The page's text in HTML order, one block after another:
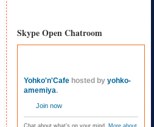
Skype Open Chatroom
Yohko'n'Cafe hosted by yohko-
amemiya.
Join now
Chat about what's on your mind. More about